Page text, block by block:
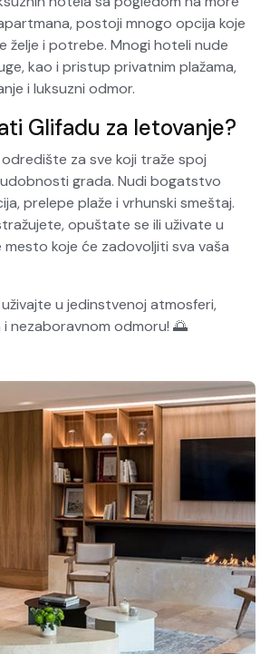
postoji mnogo opcija koje
želje i potrebe. Mnogi hoteli nude
kao i pristup privatnim plažama,
i luksuzni odmor.
Glifadu za letovanje?
za sve koji traže spoj
grada. Nudi bogatstvo
prelepe plaže i vrhunski smeštaj.
opuštate se ili uživate u
mesto koje će zadovoljiti sva vaša
u jedinstvenoj atmosferi,
i nezaboravnom odmoru! 🌅